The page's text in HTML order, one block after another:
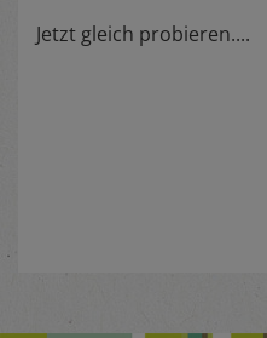
Jetzt gleich probieren....